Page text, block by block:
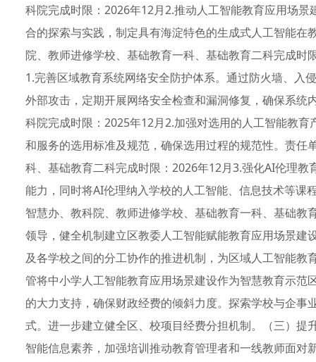
科院完成时限：2026年12月2.推动人工智能教育应用场
合的探索与实践，制定具有海淀特色的生成式人工智能
院、教师进修学校、基础教育一科、基础教育二科完成
1.完善区域教育系统网络安全防护体系。通过防火墙、入
外部攻击，定期开展网络安全检查和漏洞修复，确保系
科院完成时限：2025年12月2.加强对选用的人工智能教
和服务的选用标准及规范，确保选用过程的规范性。责
科、基础教育二科完成时限：2026年12月3.强化AI伦理
能力，同时将AI伦理纳入学校的人工智能、信息技术等
智慧办、教科院、教师进修学校、基础教育一科、基础
领导，健全机制建立区教委人工智能赋能教育应用场景
及各学校之间的分工协作的推进机制，为区域人工智能
管将中小学人工智能教育应用场景建设作为智慧教育示
的大力支持，确保财政经费的倾斜力度。探索学校与企
式。进一步建立健全区、校项目经费分担机制。（三）
智能信息素养，加强培训推动教育管理者和一线教师面